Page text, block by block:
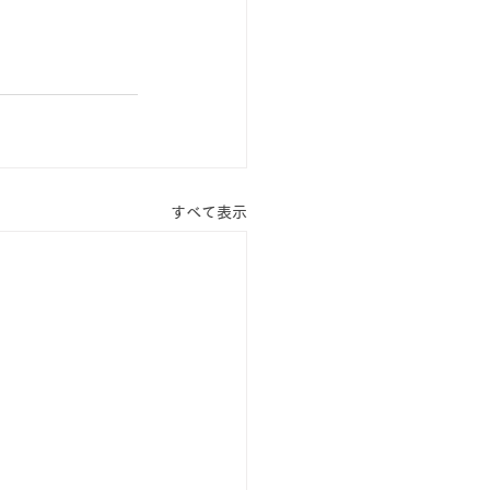
すべて表示